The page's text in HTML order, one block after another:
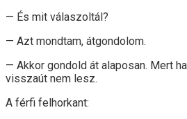
— És mit válaszoltál?
— Azt mondtam, átgondolom.
— Akkor gondold át alaposan. Mert
visszaút nem lesz.
A férfi felhorkant: